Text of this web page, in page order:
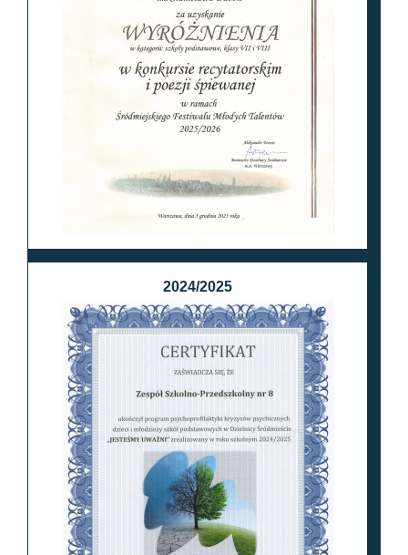
2024/2025